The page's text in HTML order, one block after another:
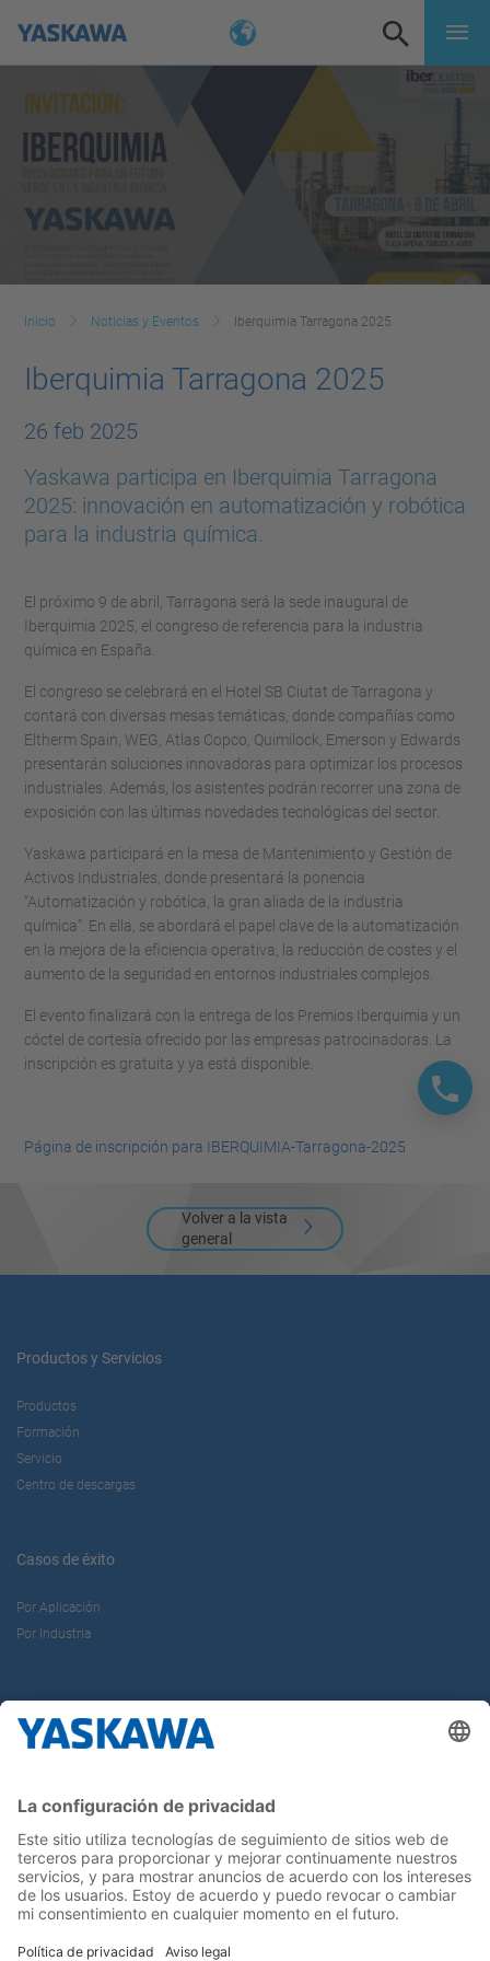
Inicio Noticias y Eventos Iberquimia Tarragona 2025
Iberquimia Tarragona 2025
26 feb 2025
Yaskawa participa en Iberquimia Tarragona
2025: innovación en automatización y robótica
para la industria química.
El próximo 9 de abril, Tarragona será la sede inaugural de
Iberquimia 2025, el congreso de referencia para la industria
química en España.
El congreso se celebrará en el Hotel SB Ciutat de Tarragona y
contará con diversas mesas temáticas, donde compañías como
Eltherm Spain, WEG, Atlas Copco, Quimilock, Emerson y Edwards
presentarán soluciones innovadoras para optimizar los procesos
industriales. Además, los asistentes podrán recorrer una zona de
exposición con las últimas novedades tecnológicas del sector.
Yaskawa participará en la mesa de Mantenimiento y Gestión de
Activos Industriales, donde presentará la ponencia
“Automatización y robótica, la gran aliada de la industria
química”. En ella, se abordará el papel clave de la automatización
en la mejora de la eficiencia operativa, la reducción de costes y el
aumento de la seguridad en entornos industriales complejos.
El evento finalizará con la entrega de los Premios Iberquimia y un
cóctel de cortesía ofrecido por las empresas patrocinadoras. La
inscripción es gratuita y ya está disponible.
Página de inscripción para IBERQUIMIA-Tarragona-2025
Volver a la vista
general
Productos y Servicios
Productos
Formación
Servicio
Centro de descargas
Casos de éxito
Por Aplicación
Por Industria
Contacto
¡Síguenos!